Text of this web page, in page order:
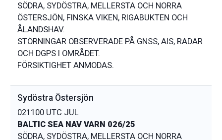
SÖDRA, SYDÖSTRA, MELLERSTA OCH NORRA
ÖSTERSJÖN, FINSKA VIKEN, RIGABUKTEN OCH
ÅLANDSHAV.
STÖRNINGAR OBSERVERADE PÅ GNSS, AIS, RADAR
OCH DGPS I OMRÅDET.
Sydöstra Östersjön
021100 UTC JUL
BALTIC SEA NAV VARN 026/25
SÖDRA, SYDÖSTRA, MELLERSTA OCH NORRA